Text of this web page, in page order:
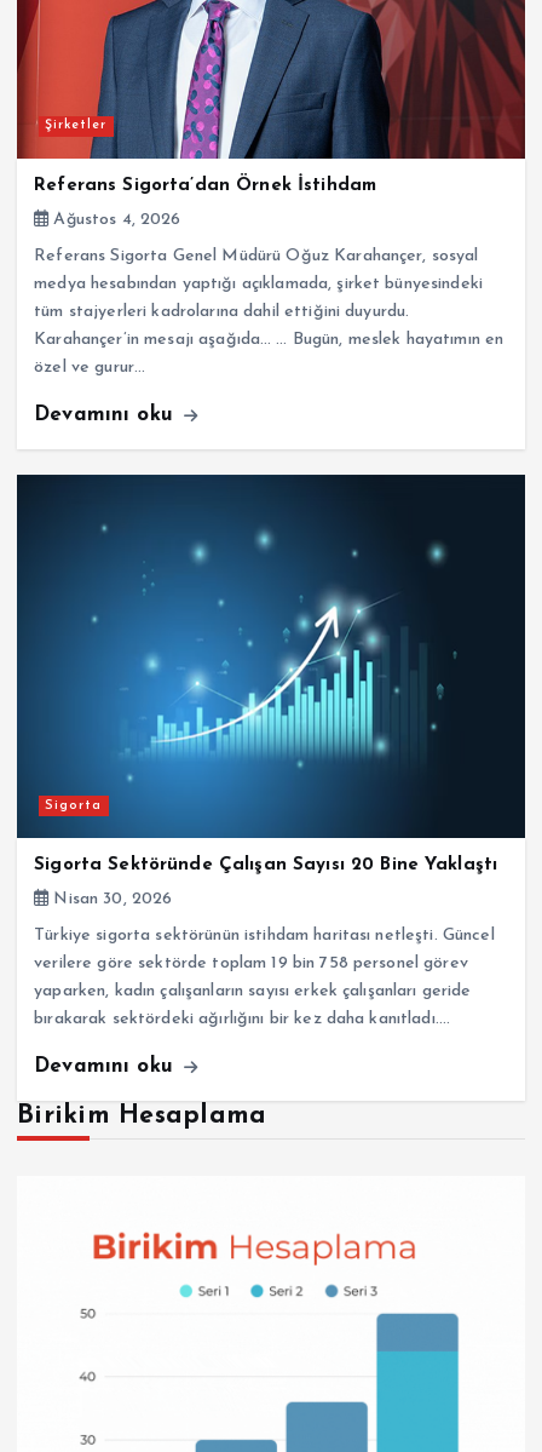
Şirketler
Referans Sigorta’dan Örnek İstihdam
Ağustos 4, 2026
Referans Sigorta Genel Müdürü Oğuz Karahançer, sosyal
medya hesabından yaptığı açıklamada, şirket bünyesindeki
tüm stajyerleri kadrolarına dahil ettiğini duyurdu.
Karahançer’in mesajı aşağıda… … Bugün, meslek hayatımın en
özel ve gurur…
Devamını oku
Sigorta
Sigorta Sektöründe Çalışan Sayısı 20 Bine Yaklaştı
Nisan 30, 2026
Türkiye sigorta sektörünün istihdam haritası netleşti. Güncel
verilere göre sektörde toplam 19 bin 758 personel görev
yaparken, kadın çalışanların sayısı erkek çalışanları geride
bırakarak sektördeki ağırlığını bir kez daha kanıtladı.…
Devamını oku
Birikim Hesaplama